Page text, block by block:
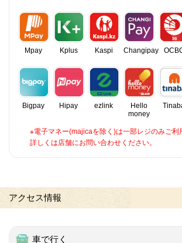
Mpay Kplus Kaspi Changipay
Bigpay Hipay ezlink
Hello
money
※電子マネー(majicaを除く)は一部レジのみご利
詳しくは店舗にお問い合わせください。
アクセス情報
車で行く